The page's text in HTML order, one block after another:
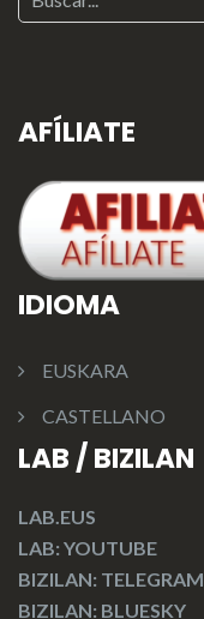
AFÍLIATE
IDIOMA
EUSKARA
CASTELLANO
LAB / BIZILAN
LAB.EUS
LAB: YOUTUBE
BIZILAN: TELEGRAM
BIZILAN: BLUESKY